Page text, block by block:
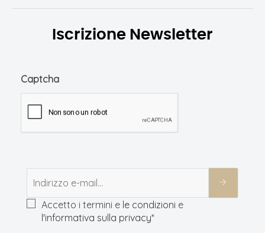
Iscrizione Newsletter
Captcha
Accetto i termini e le condizioni e
l'informativa sulla privacy*